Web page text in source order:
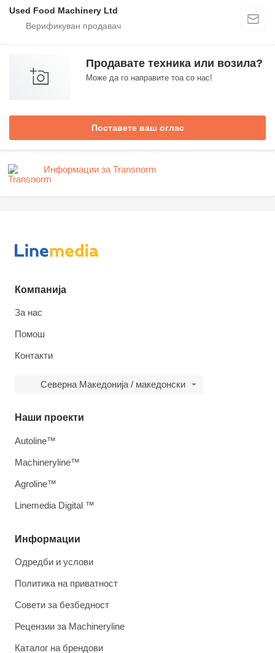
Used Food Machinery Ltd
Продавате техника или возила?
Може да го направите тоа со нас!
Поставете ваш оглас
Информации за Transnorm
Компанија
За нас
Помош
Контакти
Северна Македонија / македонски
Информации
Одредби и услови
Политика на приватност
Совети за безбедност
Рецензии за Machineryline
Каталог на брендови
Наши проекти
Autoline™
Machineryline™
Agroline™
Linemedia Digital ™